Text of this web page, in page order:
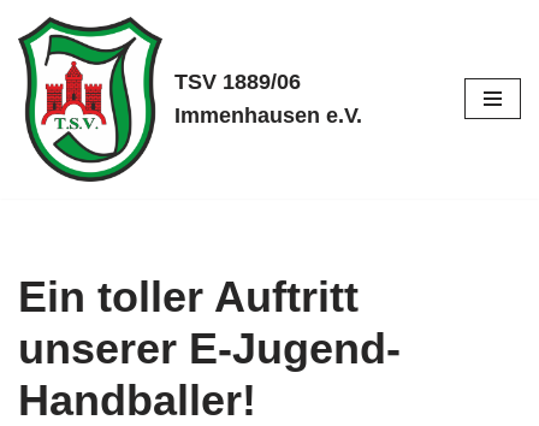
Zum
Inhalt
springen
TSV 1889/06
Immenhausen e.V.
Ein toller Auftritt
unserer E-Jugend-
Handballer!